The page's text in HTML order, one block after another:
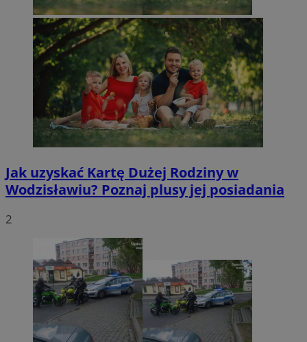
Jak uzyskać Kartę Dużej Rodziny w
Wodzisławiu? Poznaj plusy jej posiadania
2